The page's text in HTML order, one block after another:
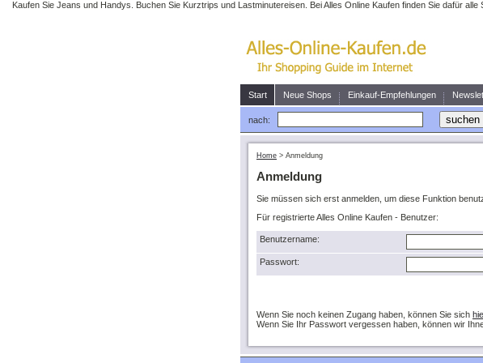
Kaufen Sie Jeans und Handys. Buchen Sie Kurztrips und Lastminutereisen. Bei Alles Online Kaufen finden Sie dafür
Start Neue Shops Einkauf-Empfehlungen
nach:
Home > Anmeldung
Anmeldung
Sie müssen sich erst anmelden, um diese Funktion
Für registrierte Alles Online Kaufen - Benutzer:
Benutzername:
Passwort:
Wenn Sie noch keinen Zugang haben, können Sie sich
Wenn Sie Ihr Passwort vergessen haben, können wir